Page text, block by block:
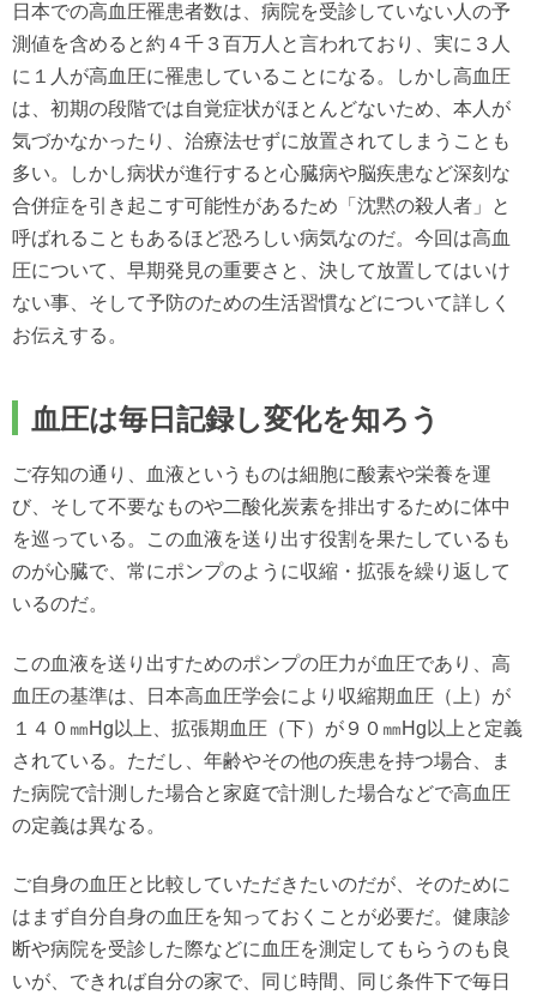
日本での高血圧罹患者数は、病院を受診していない人の予
測値を含めると約４千３百万人と言われており、実に３人
に１人が高血圧に罹患していることになる。しかし高血圧
は、初期の段階では自覚症状がほとんどないため、本人が
気づかなかったり、治療法せずに放置されてしまうことも
多い。しかし病状が進行すると心臓病や脳疾患など深刻な
合併症を引き起こす可能性があるため「沈黙の殺人者」と
呼ばれることもあるほど恐ろしい病気なのだ。今回は高血
圧について、早期発見の重要さと、決して放置してはいけ
ない事、そして予防のための生活習慣などについて詳しく
お伝えする。
血圧は毎日記録し変化を知ろう
ご存知の通り、血液というものは細胞に酸素や栄養を運
び、そして不要なものや二酸化炭素を排出するために体中
を巡っている。この血液を送り出す役割を果たしているも
のが心臓で、常にポンプのように収縮・拡張を繰り返して
いるのだ。
この血液を送り出すためのポンプの圧力が血圧であり、高
血圧の基準は、日本高血圧学会により収縮期血圧（上）が
１４０㎜Hg以上、拡張期血圧（下）が９０㎜Hg以上と定義
されている。ただし、年齢やその他の疾患を持つ場合、ま
た病院で計測した場合と家庭で計測した場合などで高血圧
の定義は異なる。
ご自身の血圧と比較していただきたいのだが、そのために
はまず自分自身の血圧を知っておくことが必要だ。健康診
断や病院を受診した際などに血圧を測定してもらうのも良
いが、できれば自分の家で、同じ時間、同じ条件下で毎日